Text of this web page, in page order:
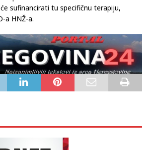
sufinancirati tu specifičnu terapiju,
a HNŽ-a.